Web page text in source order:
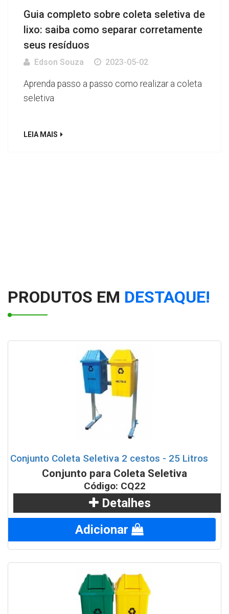
Guia completo sobre coleta seletiva de
lixo: saiba como separar corretamente
seus resíduos
Edson Souza 2023-05-02
Aprenda passo a passo como realizar a coleta
seletiva
LEIA MAIS
PRODUTOS EM DESTAQUE!
Conjunto Coleta Seletiva 2 cestos - 25 Litros
Conjunto para Coleta Seletiva
Código: CQ22
Detalhes
Adicionar